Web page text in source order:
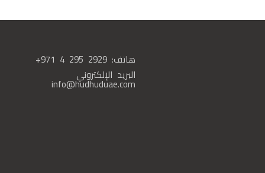
هاتف: +971 4 295 2929
البريد الإلكتروني
info@hudhuduae.com